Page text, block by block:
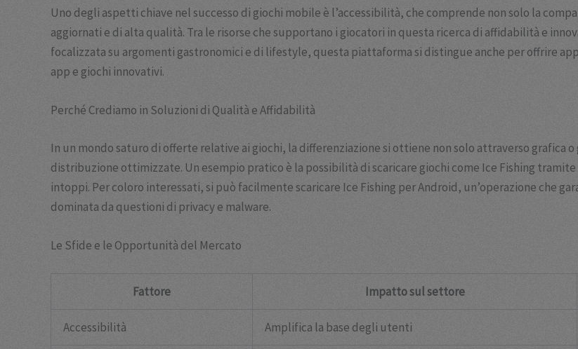
Uno degli aspetti chiave nel successo di giochi mobile è l’accessibilità, che comprende non solo la
aggiornati e di alta qualità. Tra le risorse che supportano i giocatori in questa ricerca di affidabilità e
focalizzata su argomenti gastronomici e di lifestyle, questa piattaforma si distingue anche per offrire
app e giochi innovativi.
Perché Crediamo in Soluzioni di Qualità e Affidabilità
In un mondo saturo di offerte relative ai giochi, la differenziazione si ottiene non solo attraverso grafica
distribuzione ottimizzate. Un esempio pratico è la possibilità di scaricare giochi come Ice Fishing
intoppi. Per coloro interessati, si può facilmente scaricare Ice Fishing per Android, un’operazione che
dominata da questioni di privacy e malware.
Le Sfide e le Opportunità del Mercato
Fattore Impatto sul settore
Accessibilità Amplifica la base degli utenti